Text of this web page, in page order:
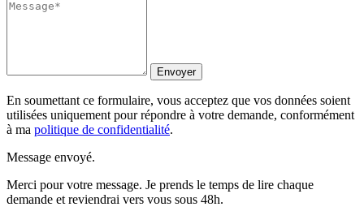
Envoyer
En soumettant ce formulaire, vous acceptez que vos données soient
utilisées uniquement pour répondre à votre demande, conformément
à ma politique de confidentialité.
Message envoyé.
Merci pour votre message. Je prends le temps de lire chaque
demande et reviendrai vers vous sous 48h.